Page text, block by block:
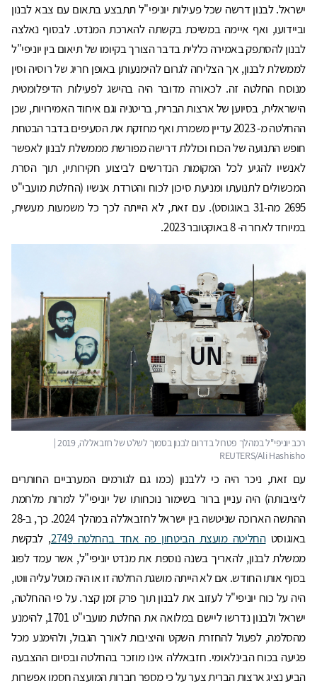
ישראל. לבנון דרשה שכל פעילות יוניפי"ל תתבצע בתאום עם צבא לבנון
וביידועו, ואף איימה במשיכת בקשתה להארכת המנדט. לבסוף נאלצה
לבנון להסתפק באמירה כללית בדבר הצורך בקיומו של תיאום בין יוניפי"ל
לממשלת לבנון, אך הצליחה לגרום להימנעותן באופן חריג של רוסיה וסין
מנוסח החלטה זה. לכאורה מדובר היה בהישג לפעילות הדיפלומטית
הישראלית, בסיוען של ארצות הברית, בריטניה וגם איחוד האמירויות, שכן
ההחלטה מ- 2023 עדיין משמרת ואף מחזקת את הסעיפים בדבר הבטחת
חופש התנועה של הכוח וכוללת דרישה מפורשת מממשלת לבנון לאפשר
לאנשיו להגיע לכל המקומות הנדרשים לביצוע חקירותיו, תוך הסרת
המכשולים לתנועתו ומניעת סיכון לכוח והטרדת אנשיו (החלטת מועבי"ט
2695 מה-31 באוגוסט). עם זאת, לא הייתה לכך כל משמעות מעשית,
במיוחד לאחר ה- 8 באוקטובר 2023.
עם זאת, ניכר היה כי ללבנון (כמו גם לגורמים המערביים החותרים
ליציבותה) היה עניין ברור בשימור נוכחותו של יוניפי"ל למרות מלחמת
ההתשה הארוכה שניטשה בין ישראל לחזבאללה במהלך 2024. כך, ב-28
באוגוסטהחליטה מועצת הביטחון פה אחד בהחלטה 2749
, לבקשת
ממשלת לבנון, להאריך בשנה נוספת את מנדט יוניפי"ל, אשר עמד לפוג
בסוף אותו החודש. אם לא הייתה מושגת החלטה זו או היה מוטל עליה ווטו,
היה על כוח יוניפי"ל לעזוב את לבנון תוך פרק זמן קצר. על פי ההחלטה,
ישראל ולבנון נדרשו ליישם במלואה את החלטת מועבי"ט 1701, להימנע
מהסלמה, לפעול להחזרת השקט והיציבות לאורך הגבול, ולהימנע מכל
פגיעה בכוח הבינלאומי. חזבאללה אינו מוזכר בהחלטה ובסיום ההצבעה
הביע נציג ארצות הברית צער על כי מספר חברות המועצה חסמו אפשרות